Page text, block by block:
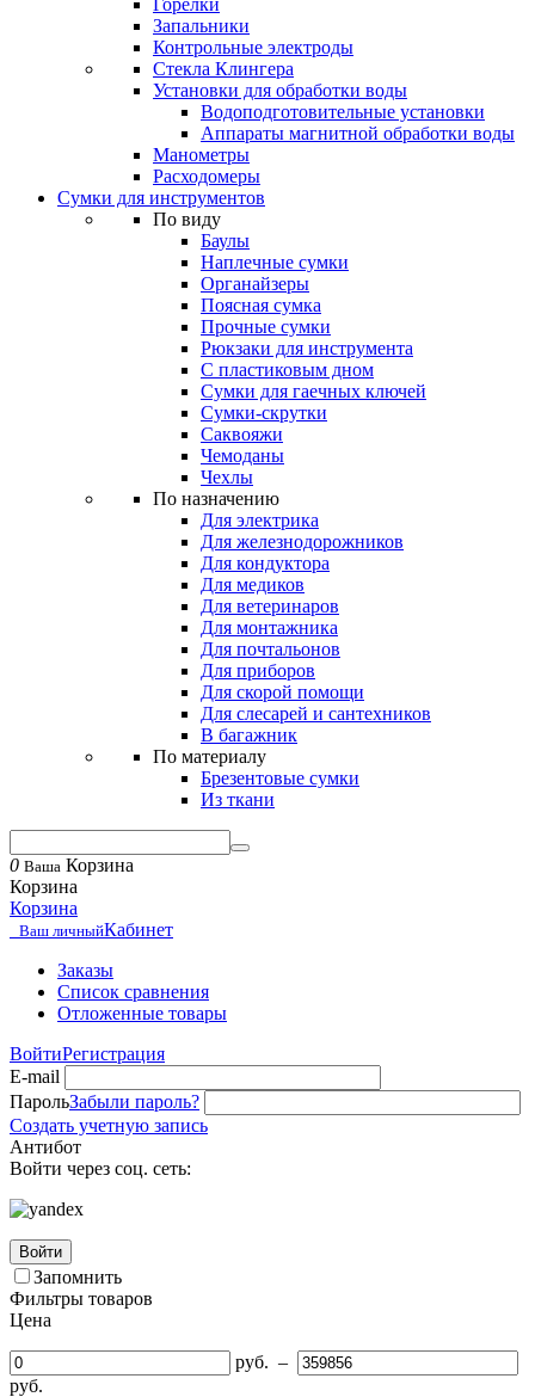
Горелки
Запальники
Контрольные электроды
Стекла Клингера
Установки для обработки воды
Водоподготовительные установки
Аппараты магнитной обработки воды
Манометры
Расходомеры
Сумки для инструментов
По виду
Баулы
Наплечные сумки
Органайзеры
Поясная сумка
Прочные сумки
Рюкзаки для инструмента
С пластиковым дном
Сумки для гаечных ключей
Сумки-скрутки
Саквояжи
Чемоданы
Чехлы
По назначению
Для электрика
Для железнодорожников
Для кондуктора
Для медиков
Для ветеринаров
Для монтажника
Для почтальонов
Для приборов
Для скорой помощи
Для слесарей и сантехников
В багажник
По материалу
Брезентовые сумки
Из ткани
0 Ваша Корзина
Корзина
Корзина
Ваш личныйКабинет
Заказы
Список сравнения
Отложенные товары
ВойтиРегистрация
E-mail
ПарольЗабыли пароль?
Создать учетную запись
Антибот
Войти через соц. сеть:
Войти
Запомнить
Фильтры товаров
Цена
руб. –
руб.